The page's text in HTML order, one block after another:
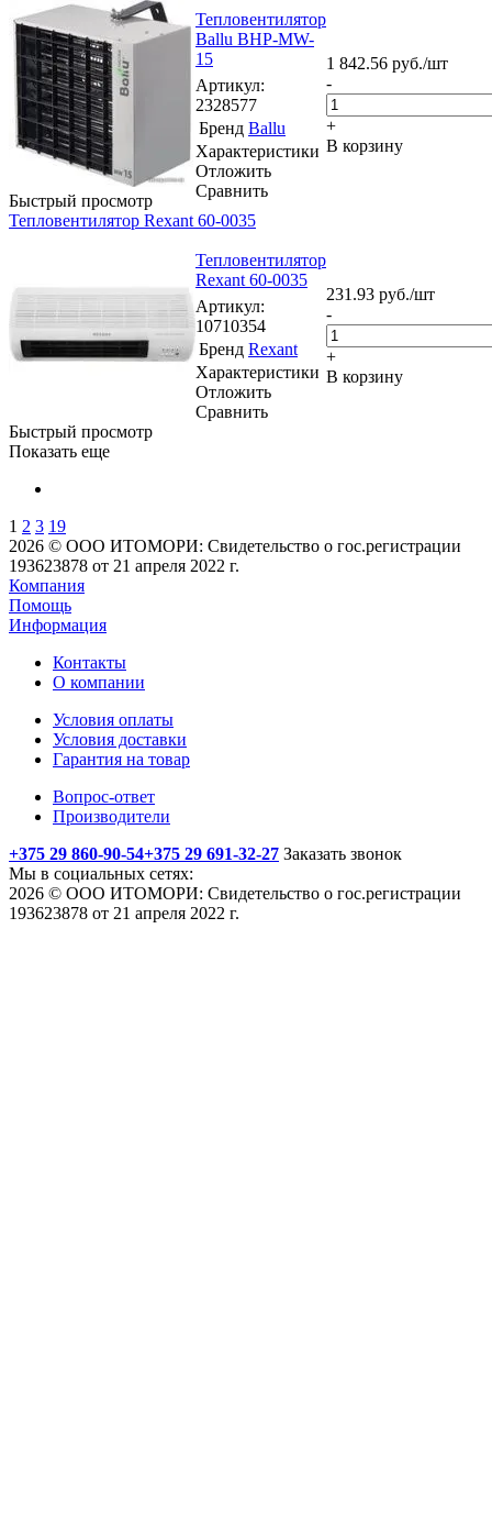
Быстрый просмотр
Тепловентилятор
Ballu BHP-MW-
15
Артикул:
2328577
Бренд Ballu
Характеристики
Отложить
Сравнить
1 842.56 руб./шт
-
+
В корзину
Тепловентилятор Rexant 60-0035
Быстрый просмотр
Тепловентилятор
Rexant 60-0035
Артикул:
10710354
Бренд Rexant
Характеристики
Отложить
Сравнить
231.93 руб./шт
-
+
В корзину
Показать еще
1 2 3 19
2026 © ООО ИТОМОРИ: Свидетельство о гос.регистрации
193623878 от 21 апреля 2022 г.
Компания
Помощь
Информация
Контакты
О компании
Условия оплаты
Условия доставки
Гарантия на товар
Вопрос-ответ
Производители
+375 29 860-90-54+375 29 691-32-27 Заказать звонок
Мы в социальных сетях:
2026 © ООО ИТОМОРИ: Свидетельство о гос.регистрации
193623878 от 21 апреля 2022 г.